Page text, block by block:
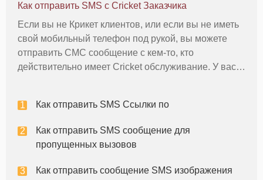
цене, чтобы обеспечить SMS (служба кор
Как отправить SMS с Cricket Заказчика
Если вы не Крикет клиентов, или если вы не иметь
свой мобильный телефон под рукой, вы можете
отправить СМС сообщение с кем-то, кто
действительно имеет Cricket обслуживание. У вас
телефону, по электронной почт
Как отправить SMS Ссылки по
Как отправить SMS сообщение для
пропущенных вызовов
Как отправить сообщение SMS изображения